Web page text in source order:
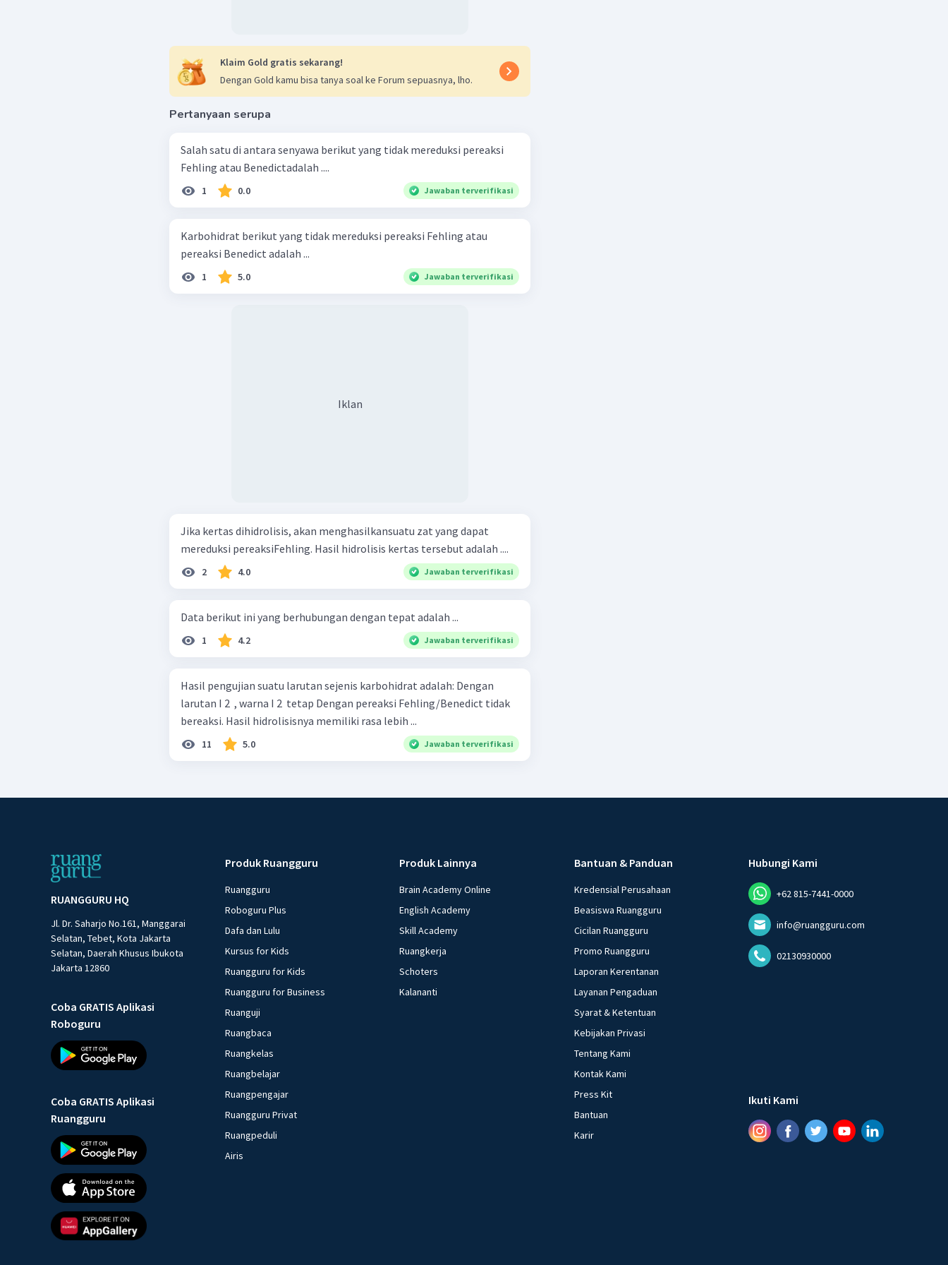
Klaim Gold gratis sekarang!
Dengan Gold kamu bisa tanya soal ke Forum sepuasnya, lho.
Pertanyaan serupa
Salah satu di antara senyawa berikut yang tidak mereduksi pereaksi
Fehling atau Benedictadalah ....
1 0.0 Jawaban terverifikasi
Karbohidrat berikut yang tidak mereduksi pereaksi Fehling atau
pereaksi Benedict adalah ...
1 5.0 Jawaban terverifikasi
Iklan
Jika kertas dihidrolisis, akan menghasilkansuatu zat yang dapat
mereduksi pereaksiFehling. Hasil hidrolisis kertas tersebut adalah ....
2 4.0 Jawaban terverifikasi
Data berikut ini yang berhubungan dengan tepat adalah ...
1 4.2 Jawaban terverifikasi
Hasil pengujian suatu larutan sejenis karbohidrat adalah: Dengan
larutan I 2 ​ , warna I 2 ​ tetap Dengan pereaksi Fehling/Benedict tidak
bereaksi. Hasil hidrolisisnya memiliki rasa lebih ...
11 5.0 Jawaban terverifikasi
RUANGGURU HQ
Jl. Dr. Saharjo No.161, Manggarai
Selatan, Tebet, Kota Jakarta
Selatan, Daerah Khusus Ibukota
Jakarta 12860
Coba GRATIS Aplikasi
Roboguru
Coba GRATIS Aplikasi
Ruangguru
Produk Ruangguru
Ruangguru
Roboguru Plus
Dafa dan Lulu
Kursus for Kids
Ruangguru for Kids
Ruangguru for Business
Ruanguji
Ruangbaca
Ruangkelas
Ruangbelajar
Ruangpengajar
Ruangguru Privat
Ruangpeduli
Airis
Produk Lainnya
Brain Academy Online
English Academy
Skill Academy
Ruangkerja
Schoters
Kalananti
Bantuan & Panduan
Kredensial Perusahaan
Beasiswa Ruangguru
Cicilan Ruangguru
Promo Ruangguru
Laporan Kerentanan
Layanan Pengaduan
Syarat & Ketentuan
Kebijakan Privasi
Tentang Kami
Kontak Kami
Press Kit
Bantuan
Karir
Hubungi Kami
+62 815-7441-0000
info@ruangguru.com
02130930000
Ikuti Kami